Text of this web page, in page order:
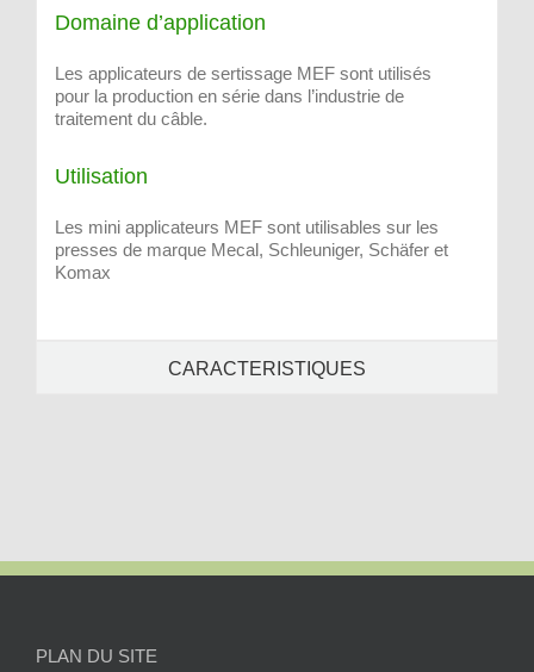
Domaine d’application
Les applicateurs de sertissage MEF sont utilisés
pour la production en série dans l’industrie de
traitement du câble.
Utilisation
Les mini applicateurs MEF sont utilisables sur les
presses de marque Mecal, Schleuniger, Schäfer et
Komax
CARACTERISTIQUES
PLAN DU SITE